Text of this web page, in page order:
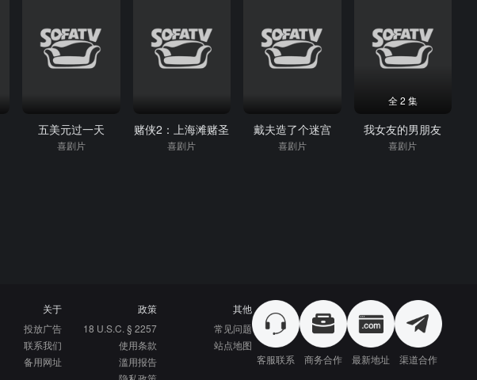
五美元过一天
喜剧片
赌侠2：上海滩赌圣
喜剧片
戴夫造了个迷宫
喜剧片
全 2 集
我女友的男朋友
喜剧片
关于
投放广告
联系我们
备用网址
政策
18 U.S.C. § 2257
使用条款
滥用报告
其他
常见问题
站点地图
客服联系
商务合作 最新地址 渠道合作